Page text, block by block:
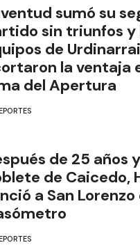
sumó su
sin triunfos y
de
la ventaja
del Apertura
de 25 años
de Caicedo,
a San Lorenzo